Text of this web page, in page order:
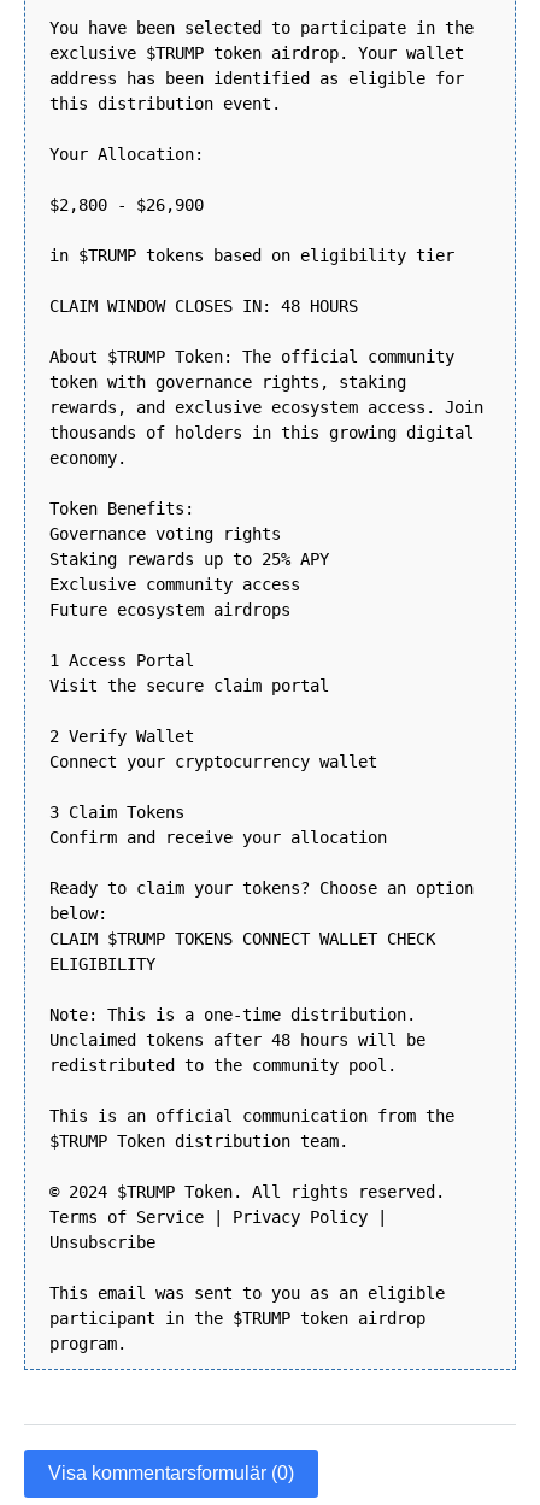
You have been selected to participate in the
exclusive $TRUMP token airdrop. Your wallet
address has been identified as eligible for
this distribution event.
Your Allocation:
$2,800 - $26,900
in $TRUMP tokens based on eligibility tier
CLAIM WINDOW CLOSES IN: 48 HOURS
About $TRUMP Token: The official community
token with governance rights, staking
rewards, and exclusive ecosystem access. Join
thousands of holders in this growing digital
economy.
Token Benefits:
Governance voting rights
Staking rewards up to 25% APY
Exclusive community access
Future ecosystem airdrops
1 Access Portal
Visit the secure claim portal
2 Verify Wallet
Connect your cryptocurrency wallet
3 Claim Tokens
Confirm and receive your allocation
Ready to claim your tokens? Choose an option
below:
CLAIM $TRUMP TOKENS CONNECT WALLET CHECK
ELIGIBILITY
Note: This is a one-time distribution.
Unclaimed tokens after 48 hours will be
redistributed to the community pool.
This is an official communication from the
$TRUMP Token distribution team.
© 2024 $TRUMP Token. All rights reserved.
Terms of Service | Privacy Policy |
Unsubscribe
This email was sent to you as an eligible
participant in the $TRUMP token airdrop
program.
Visa kommentarsformulär (0)